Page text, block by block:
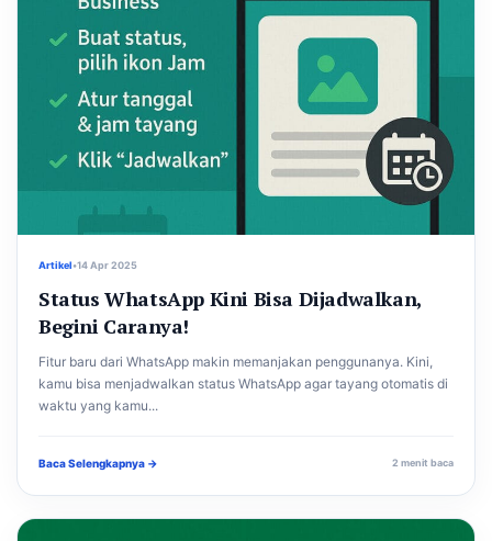
Artikel•14 Apr 2025
Status WhatsApp Kini Bisa Dijadwalkan,
Begini Caranya!
Fitur baru dari WhatsApp makin memanjakan penggunanya. Kini,
kamu bisa menjadwalkan status WhatsApp agar tayang otomatis di
waktu yang kamu...
Baca Selengkapnya → 2 menit baca